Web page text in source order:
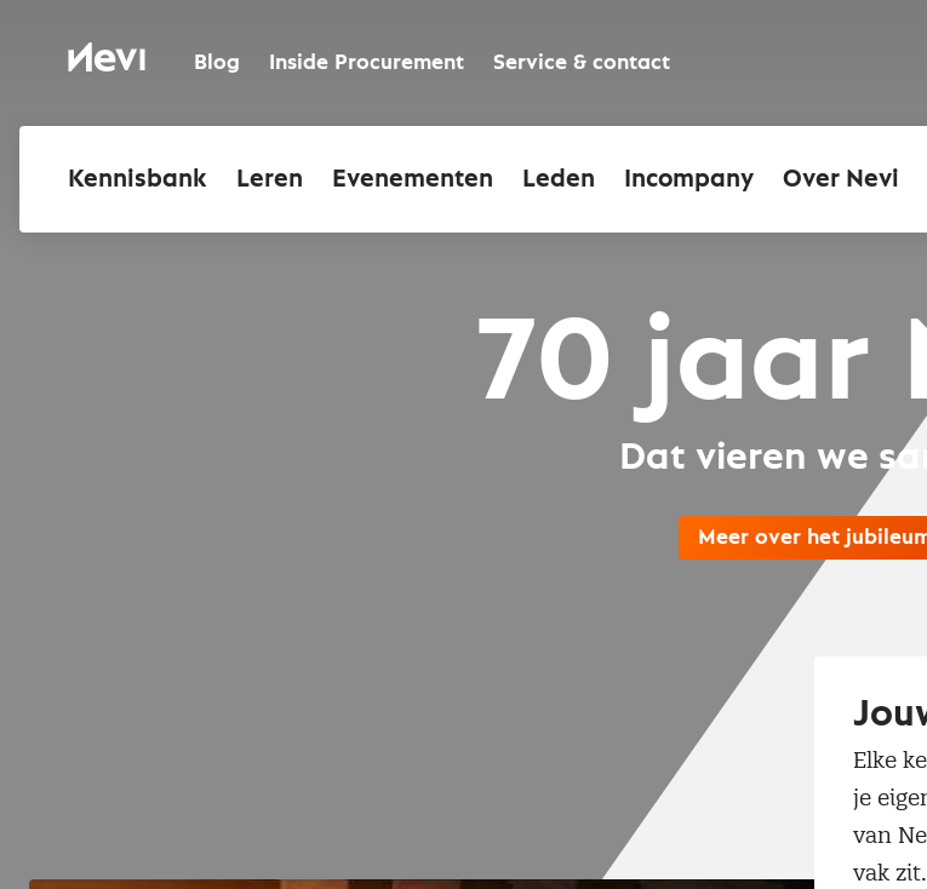
inhoudNevi Blog Inside Procurement Service & contact
Kennisbank Leren Evenementen Leden Incompany Over Nevi
70 jaar
Dat vieren we
Meer over het
Elke
je
van
vak zit.